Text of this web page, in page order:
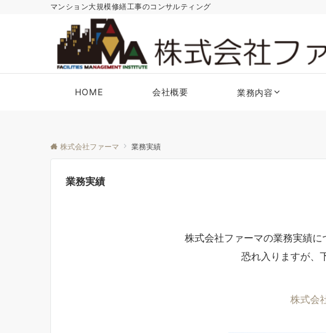
マンション大規模修繕工事のコンサルティング
HOME 会社概要 業務内容
株式会社ファーマ 業務実績
業務実績
株式会社ファーマの業務実績
恐れ入りますが、
株式会